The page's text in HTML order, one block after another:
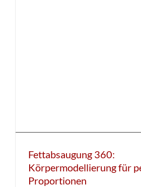
Fettabsaugung 360:
Körpermodellierung für
Proportionen